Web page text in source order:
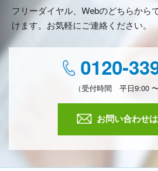
フリーダイヤル、Webのどちらから
けます。お気軽にご連絡ください。
0120-
（受付時間 平日9:00 〜
お問い合わせ